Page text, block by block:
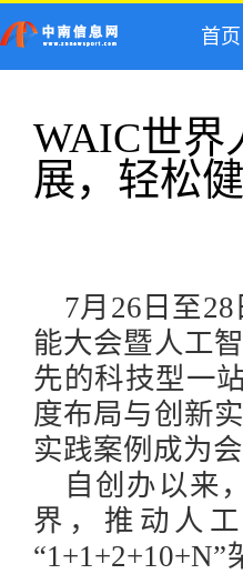
首页
WAIC世界
展，轻松
7月26日至
能大会暨人工
先的科技型一
度布局与创新
实践案例成为会
自创办以来
界，推动人